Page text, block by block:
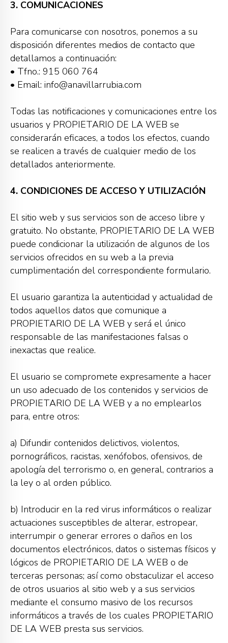
3. COMUNICACIONES
Para comunicarse con nosotros, ponemos a su
disposición diferentes medios de contacto que
detallamos a continuación:
• Tfno.: 915 060 764
• Email: info@anavillarrubia.com
Todas las notificaciones y comunicaciones entre los
usuarios y PROPIETARIO DE LA WEB se
considerarán eficaces, a todos los efectos, cuando
se realicen a través de cualquier medio de los
detallados anteriormente.
4. CONDICIONES DE ACCESO Y UTILIZACIÓN
El sitio web y sus servicios son de acceso libre y
gratuito. No obstante, PROPIETARIO DE LA WEB
puede condicionar la utilización de algunos de los
servicios ofrecidos en su web a la previa
cumplimentación del correspondiente formulario.
El usuario garantiza la autenticidad y actualidad de
todos aquellos datos que comunique a
PROPIETARIO DE LA WEB y será el único
responsable de las manifestaciones falsas o
inexactas que realice.
El usuario se compromete expresamente a hacer
un uso adecuado de los contenidos y servicios de
PROPIETARIO DE LA WEB y a no emplearlos
para, entre otros:
a) Difundir contenidos delictivos, violentos,
pornográficos, racistas, xenófobos, ofensivos, de
apología del terrorismo o, en general, contrarios a
la ley o al orden público.
b) Introducir en la red virus informáticos o realizar
actuaciones susceptibles de alterar, estropear,
interrumpir o generar errores o daños en los
documentos electrónicos, datos o sistemas físicos y
lógicos de PROPIETARIO DE LA WEB o de
terceras personas; así como obstaculizar el acceso
de otros usuarios al sitio web y a sus servicios
mediante el consumo masivo de los recursos
informáticos a través de los cuales PROPIETARIO
DE LA WEB presta sus servicios.